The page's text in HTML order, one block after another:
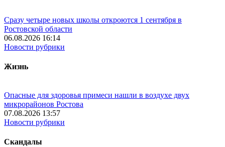
Сразу четыре новых школы откроются 1 сентября в
Ростовской области
06.08.2026 16:14
Новости рубрики
Жизнь
Опасные для здоровья примеси нашли в воздухе двух
микрорайонов Ростова
07.08.2026 13:57
Новости рубрики
Скандалы